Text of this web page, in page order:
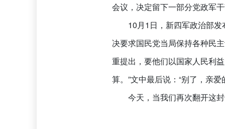
会议，决定留下一部分党政军
10月1日，新四军政治部
决要求国民党当局保持各种民
重提出，要他们以国家人民利
算。”文中最后说：“别了，亲
今天，当我们再次翻开这